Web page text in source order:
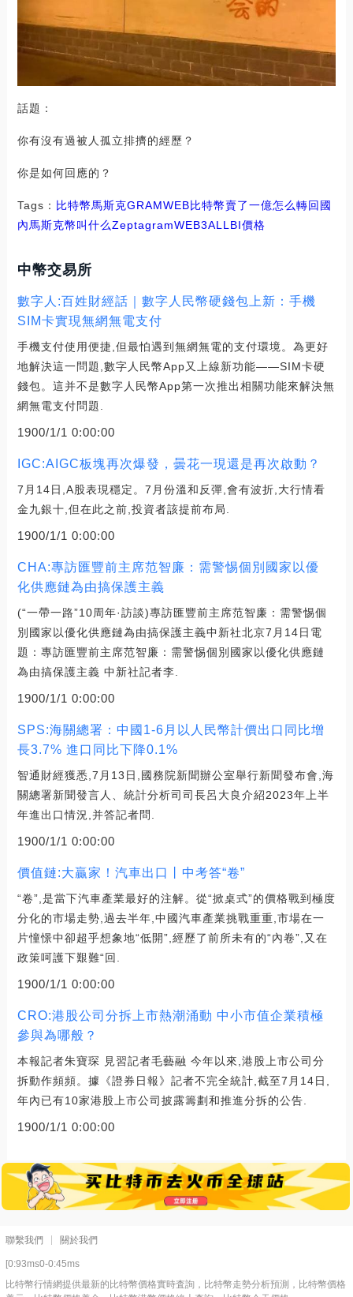
話題：
你有沒有過被人孤立排擠的經歷？
你是如何回應的？
Tags： 比特幣馬斯克GRAMWEB比特幣賣了一億怎么轉回國
內馬斯克幣叫什么ZeptagramWEB3ALLBI價格
中幣交易所
數字人:百姓財經話｜數字人民幣硬錢包上新：手機
SIM卡實現無網無電支付
手機支付使用便捷,但最怕遇到無網無電的支付環境。為更好
地解決這一問題,數字人民幣App又上線新功能——SIM卡硬
錢包。這并不是數字人民幣App第一次推出相關功能來解決無
網無電支付問題.
1900/1/1 0:00:00
IGC:AIGC板塊再次爆發，曇花一現還是再次啟動？
7月14日,A股表現穩定。7月份溫和反彈,會有波折,大行情看
金九銀十,但在此之前,投資者該提前布局.
1900/1/1 0:00:00
CHA:專訪匯豐前主席范智廉：需警惕個別國家以優
化供應鏈為由搞保護主義
(“一帶一路”10周年·訪談)專訪匯豐前主席范智廉：需警惕個
別國家以優化供應鏈為由搞保護主義中新社北京7月14日電
題：專訪匯豐前主席范智廉：需警惕個別國家以優化供應鏈
為由搞保護主義 中新社記者李.
1900/1/1 0:00:00
SPS:海關總署：中國1-6月以人民幣計價出口同比增
長3.7% 進口同比下降0.1%
智通財經獲悉,7月13日,國務院新聞辦公室舉行新聞發布會,海
關總署新聞發言人、統計分析司司長呂大良介紹2023年上半
年進出口情況,并答記者問.
1900/1/1 0:00:00
價值鏈:大贏家！汽車出口丨中考答“卷”
“卷”,是當下汽車產業最好的注解。從“掀桌式”的價格戰到極度
分化的市場走勢,過去半年,中國汽車產業挑戰重重,市場在一
片憧憬中卻超乎想象地“低開”,經歷了前所未有的“內卷”,又在
政策呵護下艱難“回.
1900/1/1 0:00:00
CRO:港股公司分拆上市熱潮涌動 中小市值企業積極
參與為哪般？
本報記者朱寶琛 見習記者毛藝融 今年以來,港股上市公司分
拆動作頻頻。據《證券日報》記者不完全統計,截至7月14日,
年內已有10家港股上市公司披露籌劃和推進分拆的公告.
1900/1/1 0:00:00
聯繫我們 關於我們
[0:93ms0-0:45ms
比特幣行情網提供最新的比特幣價格實時査詢，比特幣走勢分析預測，比特幣價格